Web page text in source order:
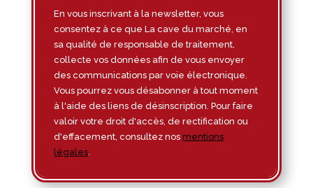
En vous inscrivant à la newsletter, vous
consentez à ce que La cave du marché, en
sa qualité de responsable de traitement,
collecte vos données afin de vous envoyer
des communications par voie électronique.
Vous pourrez vous désabonner à tout moment
à l'aide des liens de désinscription. Pour faire
valoir votre droit d'accès, de rectification ou
d'effacement, consultez nosmentions
légales